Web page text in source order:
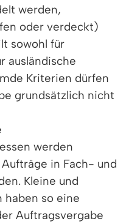
werden,
oder verdeckt)
sowohl für
ausländische
Kriterien dürfen
grundsätzlich nicht
werden
in Fach- und
Kleine und
so eine
Auftragsvergabe